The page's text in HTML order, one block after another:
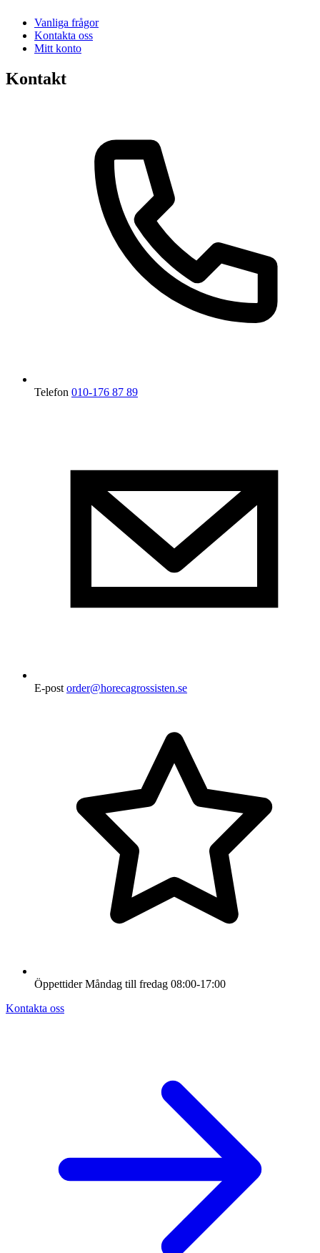
Vanliga frågor
Kontakta oss
Mitt konto
Kontakt
Telefon 010-176 87 89
E-post order@horecagrossisten.se
Öppettider Måndag till fredag 08:00-17:00
Kontakta oss